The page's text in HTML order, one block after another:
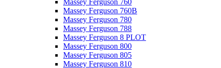
Massey Ferguson 760
Massey Ferguson 760B
Massey Ferguson 780
Massey Ferguson 788
Massey Ferguson 8 PLOT
Massey Ferguson 800
Massey Ferguson 805
Massey Ferguson 810